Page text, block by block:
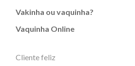
Vakinha ou vaquinha?
Vaquinha Online
Cliente feliz